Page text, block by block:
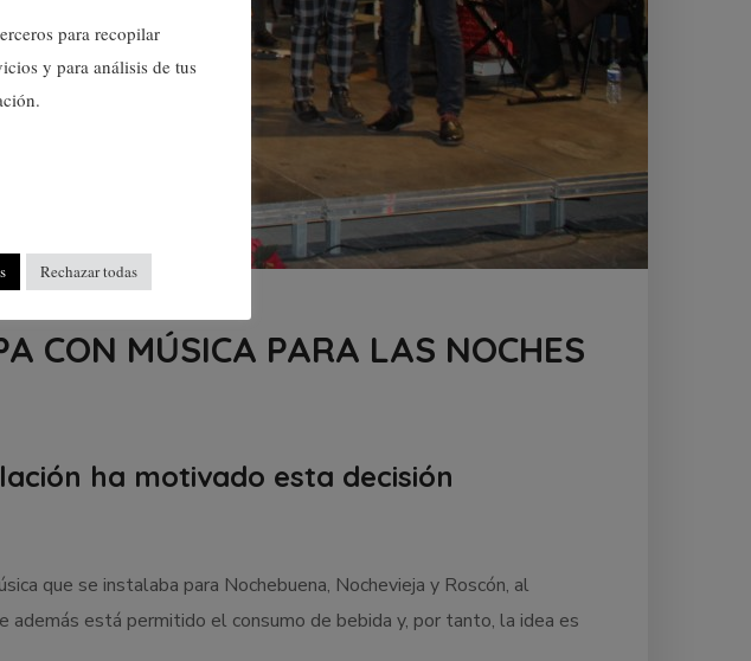
CON MÚSICA PARA LAS NOCHES
ha motivado esta decisión
que se instalaba para Nochebuena, Nochevieja y Roscón, al
además está permitido el consumo de bebida y, por tanto, la idea es
para recopilar
y para análisis de tus
Rechazar todas